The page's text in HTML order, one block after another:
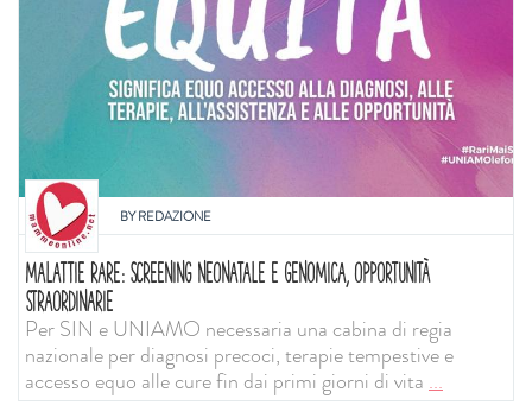
BYREDAZIONE
MALATTIE RARE: SCREENING NEONATALE E GENOMICA, OPPORTUNITÀ
STRAORDINARIE
Per SIN e UNIAMO necessaria una cabina di regia
nazionale per diagnosi precoci, terapie tempestive e
accesso equo alle cure fin dai primi giorni di vita ...